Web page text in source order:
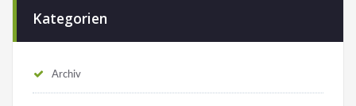
Kategorien
Archiv